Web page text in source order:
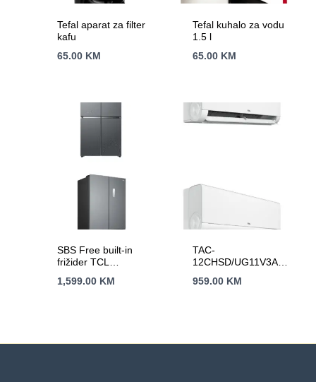
Tefal aparat za filter
kafu
65.00 KM
Tefal kuhalo za vodu
1.5 l
65.00 KM
SBS Free built-in
frižider TCL
1,599.00 KM
TAC-
12CHSD/UG11V3AH
959.00 KM